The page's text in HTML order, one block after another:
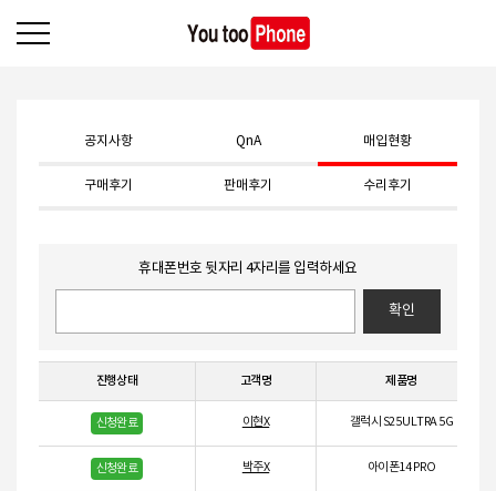
공지사항 QnA 매입현황
구매후기 판매후기 수리후기
휴대폰번호 뒷자리 4자리를 입력하세요
확인
진행상태 고객명 제품명
신청완료 이현X 갤럭시 S25 ULTRA 5G
신청완료 박주X 아이폰14 PRO